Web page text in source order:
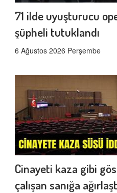
71 ilde uyuşturucu
şüpheli tutuklandı
6 Ağustos 2026 Perşembe
Cinayeti kaza gibi
çalışan sanığa